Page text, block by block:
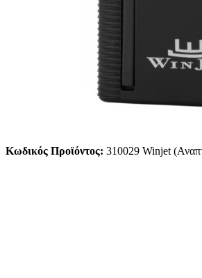
Κωδικός Προϊόντος: 310029 Winjet